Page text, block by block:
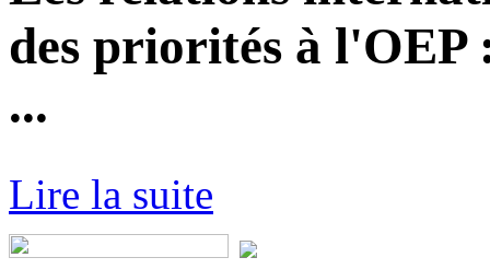
des priorités à
...
Lire la suite